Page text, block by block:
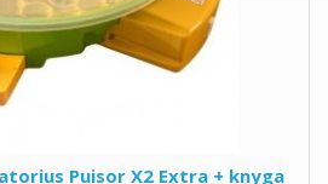
Puisor X2 Extra + knyga